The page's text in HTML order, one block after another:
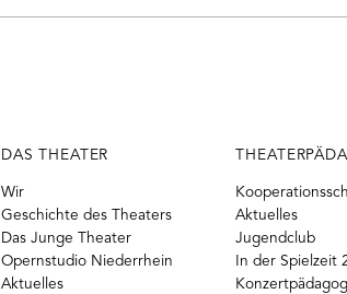
DAS THEATER
Wir
Geschichte des Theaters
Das Junge Theater
Opernstudio Niederrhein
Aktuelles
Aktuelles
Jugendclub
In der Spielzeit